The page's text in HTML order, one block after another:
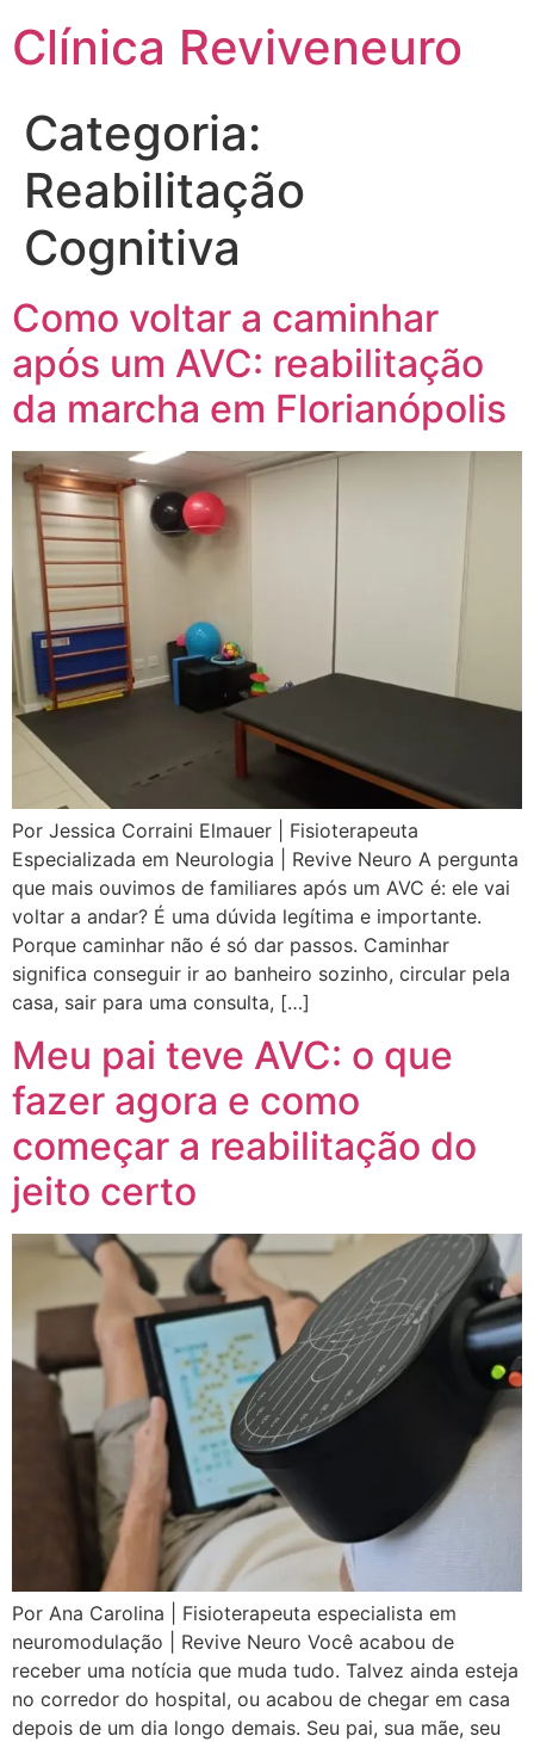
Clínica Reviveneuro
Categoria:
Reabilitação
Cognitiva
Como voltar a caminhar
após um AVC: reabilitação
da marcha em Florianópolis
Por Jessica Corraini Elmauer | Fisioterapeuta
Especializada em Neurologia | Revive Neuro A pergunta
que mais ouvimos de familiares após um AVC é: ele vai
voltar a andar? É uma dúvida legítima e importante.
Porque caminhar não é só dar passos. Caminhar
significa conseguir ir ao banheiro sozinho, circular pela
casa, sair para uma consulta, […]
Meu pai teve AVC: o que
fazer agora e como
começar a reabilitação do
jeito certo
Por Ana Carolina | Fisioterapeuta especialista em
neuromodulação | Revive Neuro Você acabou de
receber uma notícia que muda tudo. Talvez ainda esteja
no corredor do hospital, ou acabou de chegar em casa
depois de um dia longo demais. Seu pai, sua mãe, seu